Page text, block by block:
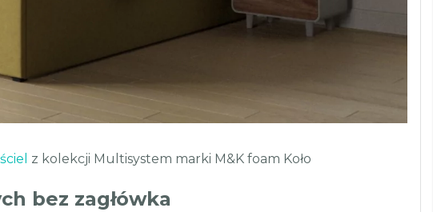
z kolekcji Multisystem marki M&K foam Koło
bez zagłówka